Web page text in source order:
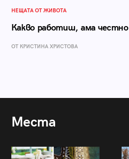
НЕЩАТА ОТ ЖИВОТА
Какво работиш, ама честно
ОТ КРИСТИНА ХРИСТОВА
Места